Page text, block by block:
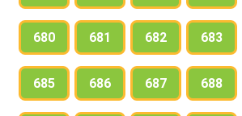
680 681 682 683
685 686 687 688